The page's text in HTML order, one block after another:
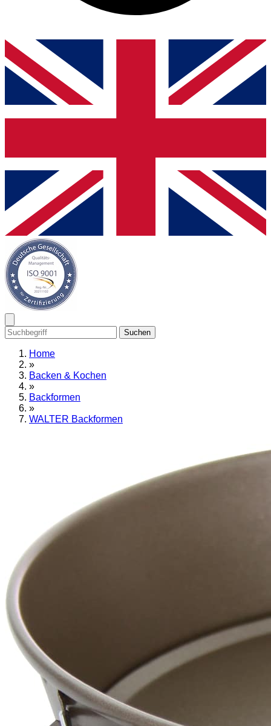
Suchen
Home
»
Backen & Kochen
»
Backformen
»
WALTER Backformen